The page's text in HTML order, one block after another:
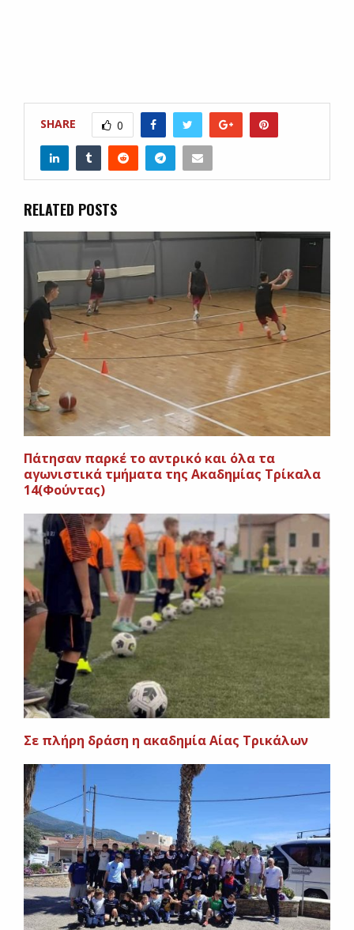
SHARE 0
RELATED POSTS
Πάτησαν παρκέ το αντρικό και όλα τα
αγωνιστικά τμήματα της Ακαδημίας Τρίκαλα
14(Φούντας)
Σε πλήρη δράση η ακαδημία Αίας Τρικάλων